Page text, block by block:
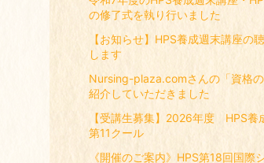
の修了式を執り行いました
【お知らせ】HPS養成週末講座の
します
Nursing-plaza.comさんの「資格
紹介していただきました
【受講生募集】2026年度 HPS
第11クール
《開催のご案内》HPS第18回国際